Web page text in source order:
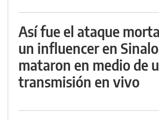
Así fue el ataque
un influencer en
mataron en medio de
transmisión en vivo